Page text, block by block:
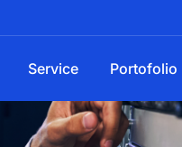
Service Portofolio